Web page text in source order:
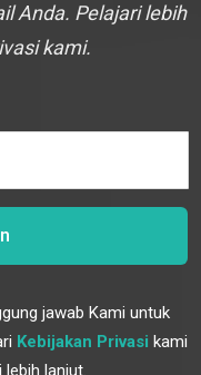
Anda. Pelajari lebih
kami.
jawab Kami untuk
Kebijakan Privasi kami
lanjut.